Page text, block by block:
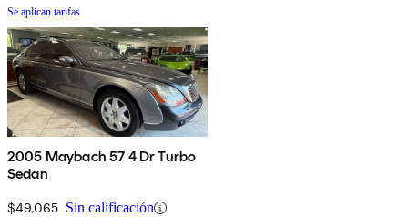
Se aplican tarifas
2005 Maybach 57 4 Dr Turbo
Sedan
$49,065 Sin calificación